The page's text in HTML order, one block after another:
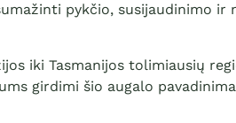
pykčio, susijaudinimo
iki Tasmanijos tolimiausių
girdimi šio augalo